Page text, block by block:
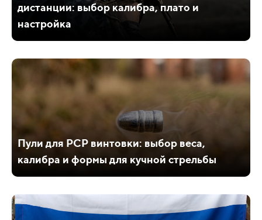
дистанции: выбор калибра, плато и
настройка
Пули для PCP винтовки: выбор веса,
калибра и формы для кучной стрельбы